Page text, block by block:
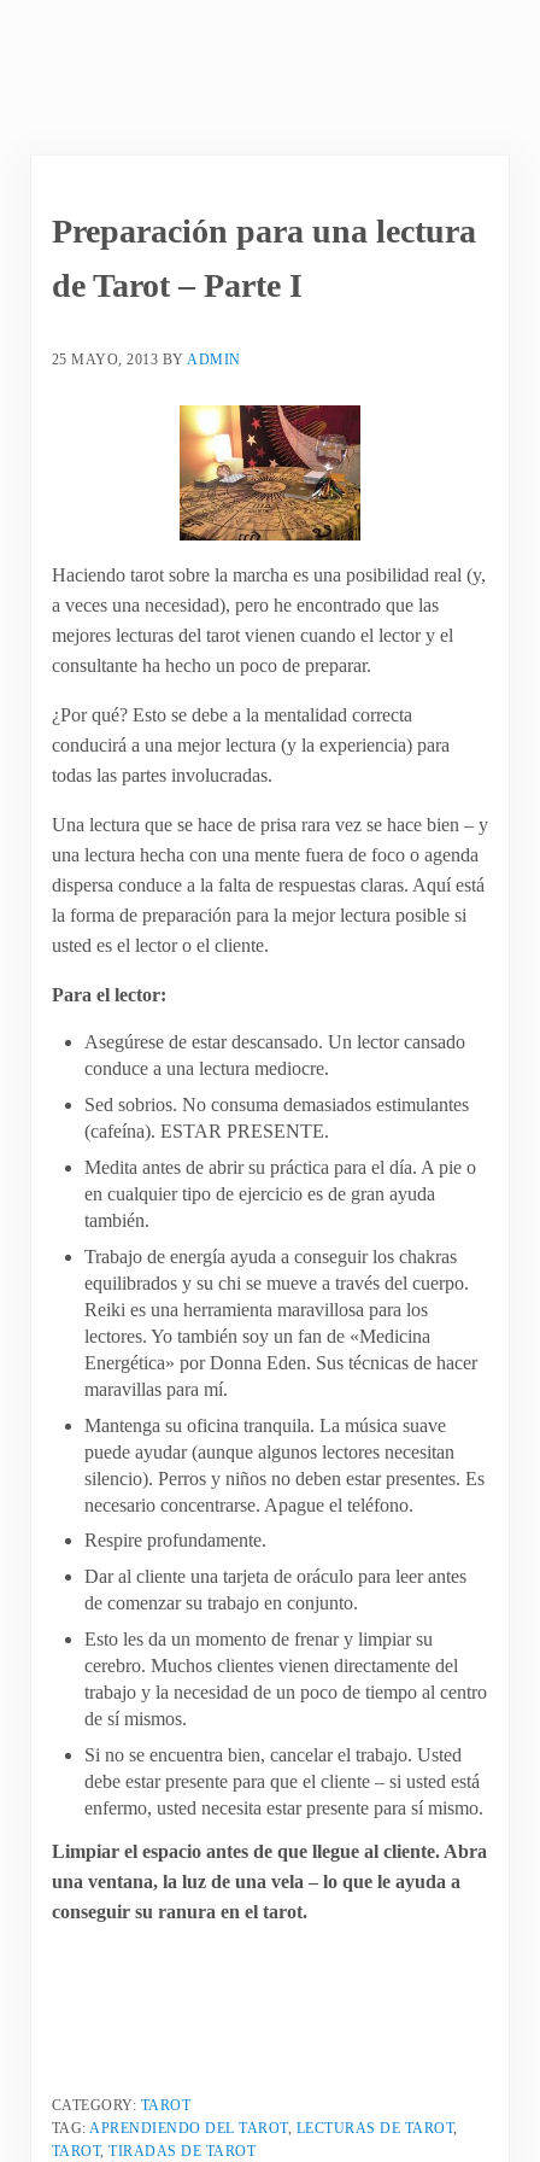
Preparación para una lectura
de Tarot – Parte I
25 MAYO, 2013 BY ADMIN
Haciendo tarot sobre la marcha es una posibilidad real (y,
a veces una necesidad), pero he encontrado que las
mejores lecturas del tarot vienen cuando el lector y el
consultante ha hecho un poco de preparar.
¿Por qué? Esto se debe a la mentalidad correcta
conducirá a una mejor lectura (y la experiencia) para
todas las partes involucradas.
Una lectura que se hace de prisa rara vez se hace bien – y
una lectura hecha con una mente fuera de foco o agenda
dispersa conduce a la falta de respuestas claras. Aquí está
la forma de preparación para la mejor lectura posible si
usted es el lector o el cliente.
Para el lector:
Asegúrese de estar descansado. Un lector cansado
conduce a una lectura mediocre.
Sed sobrios. No consuma demasiados estimulantes
(cafeína). ESTAR PRESENTE.
Medita antes de abrir su práctica para el día. A pie o
en cualquier tipo de ejercicio es de gran ayuda
también.
Trabajo de energía ayuda a conseguir los chakras
equilibrados y su chi se mueve a través del cuerpo.
Reiki es una herramienta maravillosa para los
lectores. Yo también soy un fan de «Medicina
Energética» por Donna Eden. Sus técnicas de hacer
maravillas para mí.
Mantenga su oficina tranquila. La música suave
puede ayudar (aunque algunos lectores necesitan
silencio). Perros y niños no deben estar presentes. Es
necesario concentrarse. Apague el teléfono.
Respire profundamente.
Dar al cliente una tarjeta de oráculo para leer antes
de comenzar su trabajo en conjunto.
Esto les da un momento de frenar y limpiar su
cerebro. Muchos clientes vienen directamente del
trabajo y la necesidad de un poco de tiempo al centro
de sí mismos.
Si no se encuentra bien, cancelar el trabajo. Usted
debe estar presente para que el cliente – si usted está
enfermo, usted necesita estar presente para sí mismo.
Limpiar el espacio antes de que llegue al cliente. Abra
una ventana, la luz de una vela – lo que le ayuda a
conseguir su ranura en el tarot.
CATEGORY: TAROT
TAG:APRENDIENDO DEL TAROT, LECTURAS DE TAROT,
TAROT,TIRADAS DE TAROT